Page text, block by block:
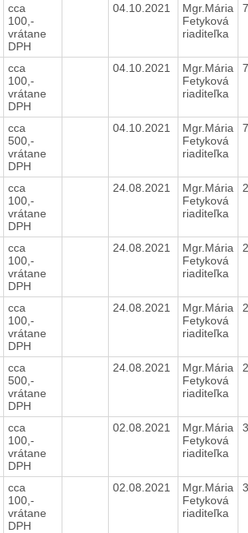
cca
100,-
vrátane
DPH
04.10.2021
Mgr.Mária
Fetyková
riaditeľka
cca
100,-
vrátane
DPH
04.10.2021
Mgr.Mária
Fetyková
riaditeľka
cca
500,-
vrátane
DPH
04.10.2021
Mgr.Mária
Fetyková
riaditeľka
cca
100,-
vrátane
DPH
24.08.2021
Mgr.Mária
Fetyková
riaditeľka
cca
100,-
vrátane
DPH
24.08.2021
Mgr.Mária
Fetyková
riaditeľka
cca
100,-
vrátane
DPH
24.08.2021
Mgr.Mária
Fetyková
riaditeľka
cca
500,-
vrátane
DPH
24.08.2021
Mgr.Mária
Fetyková
riaditeľka
cca
100,-
vrátane
DPH
02.08.2021
Mgr.Mária
Fetyková
riaditeľka
cca
100,-
vrátane
DPH
02.08.2021
Mgr.Mária
Fetyková
riaditeľka